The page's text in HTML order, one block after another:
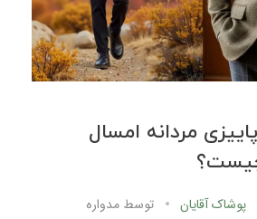
مردانه امسال
پوشاک آقایان توسط مدواره